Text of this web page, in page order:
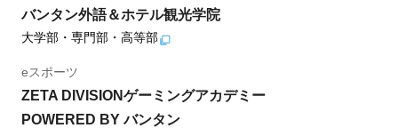
バンタン外語＆ホテル観光学院
大学部・専門部・高等部
eスポーツ
ZETA DIVISIONゲーミングアカデミー
POWERED BY バンタン